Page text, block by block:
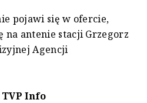
pojawi się w ofercie,
na antenie stacji Grzegorz
Agencji
Info